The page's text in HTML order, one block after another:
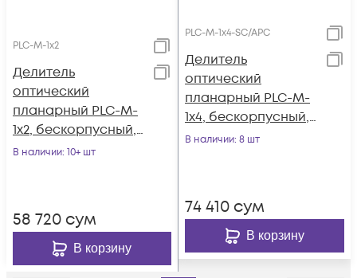
PLC-M-1x2
Делитель
оптический
планарный PLC-M-
1x2, бескорпусный,
неоконцованный
В наличии: 10+ шт
58 720 сум
В корзину
PLC-M-1x4-SC/APC
Делитель
оптический
планарный PLC-M-
1x4, бескорпусный,
разъемы SC/APC
В наличии: 8 шт
74 410 сум
В корзину